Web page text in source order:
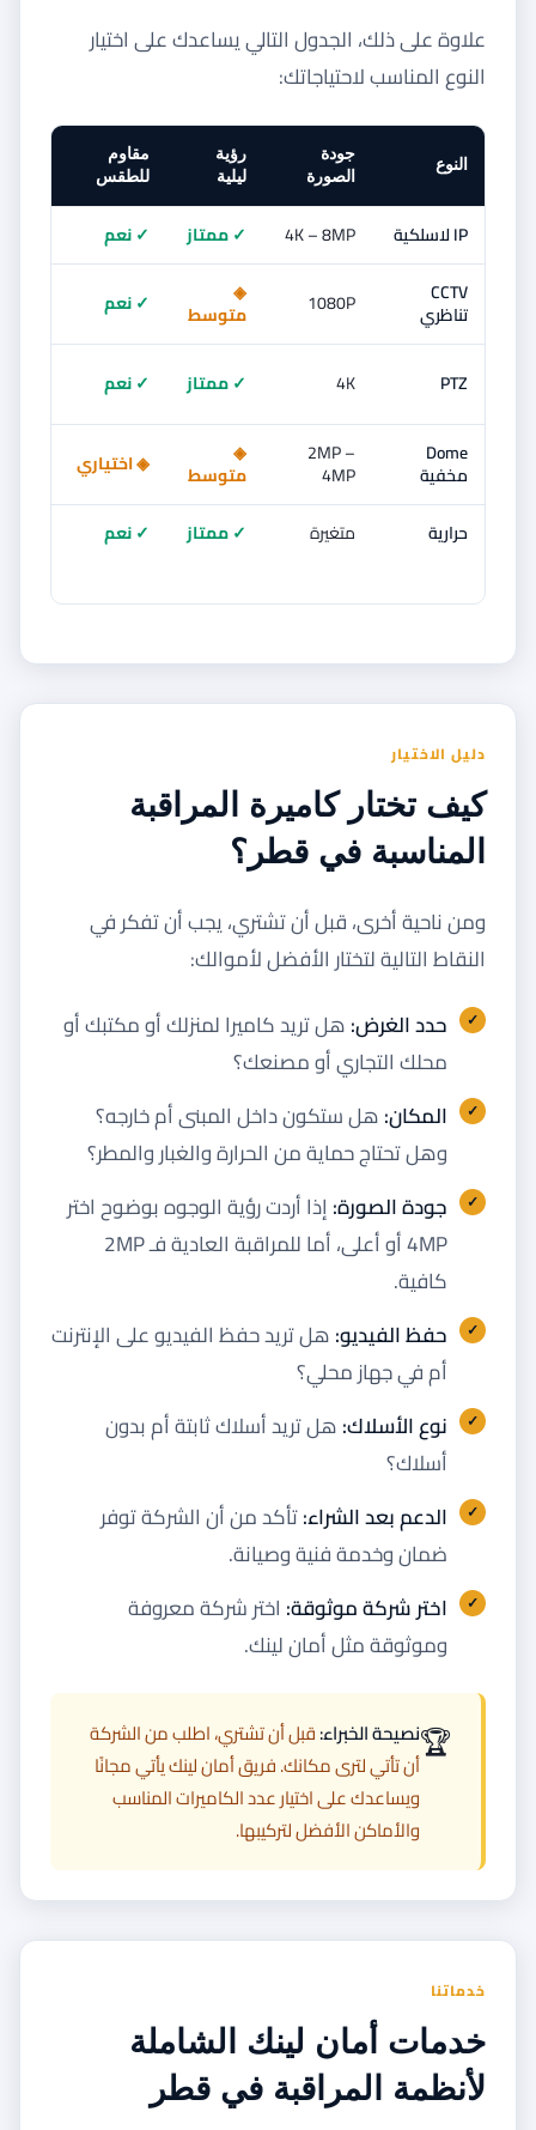
علاوة على ذلك، الجدول التالي يساعدك على اختيار
النوع المناسب لاحتياجاتك:
النوع
جودة
الصورة
رؤية
ليلية
مقاوم
للطقس
IP لاسلكية 4K – 8MP ✓ ممتاز ✓ نعم
CCTV
تناظري 1080P
◈
متوسط ✓ نعم
PTZ
4K ✓ ممتاز ✓ نعم
Dome
مخفية
2MP –
4MP
◈
متوسط ◈ اختياري
حرارية متغيرة ✓ ممتاز ✓ نعم
دليل الاختيار
كيف تختار كاميرة المراقبة
المناسبة في قطر؟
ومن ناحية أخرى، قبل أن تشتري، يجب أن تفكر في
النقاط التالية لتختار الأفضل لأموالك:
حدد الغرض:هل تريد كاميرا لمنزلك أو مكتبك أو
محلك التجاري أو مصنعك؟
المكان:هل ستكون داخل المبنى أم خارجه؟
وهل تحتاج حماية من الحرارة والغبار والمطر؟
جودة الصورة:إذا أردت رؤية الوجوه بوضوح اختر
4MP أو أعلى، أما للمراقبة العادية فـ 2MP
كافية.
حفظ الفيديو:هل تريد حفظ الفيديو على الإنترنت
أم في جهاز محلي؟
نوع الأسلاك:هل تريد أسلاك ثابتة أم بدون
أسلاك؟
الدعم بعد الشراء:تأكد من أن الشركة توفر
ضمان وخدمة فنية وصيانة.
اختر شركة موثوقة: اختر شركة معروفة
وموثوقة مثل أمان لينك.
🏆نصيحة الخبراء:قبل أن تشتري، اطلب من الشركة
أن تأتي لترى مكانك. فريق أمان لينك يأتي مجانًا
ويساعدك على اختيار عدد الكاميرات المناسب
والأماكن الأفضل لتركيبها.
خدماتنا
خدمات أمان لينك الشاملة
لأنظمة المراقبة في قطر